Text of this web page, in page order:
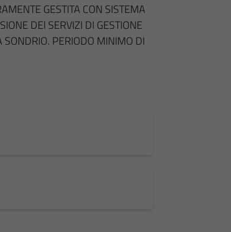
GESTITA CON SISTEMA
DEI SERVIZI DI GESTIONE
PERIODO MINIMO DI